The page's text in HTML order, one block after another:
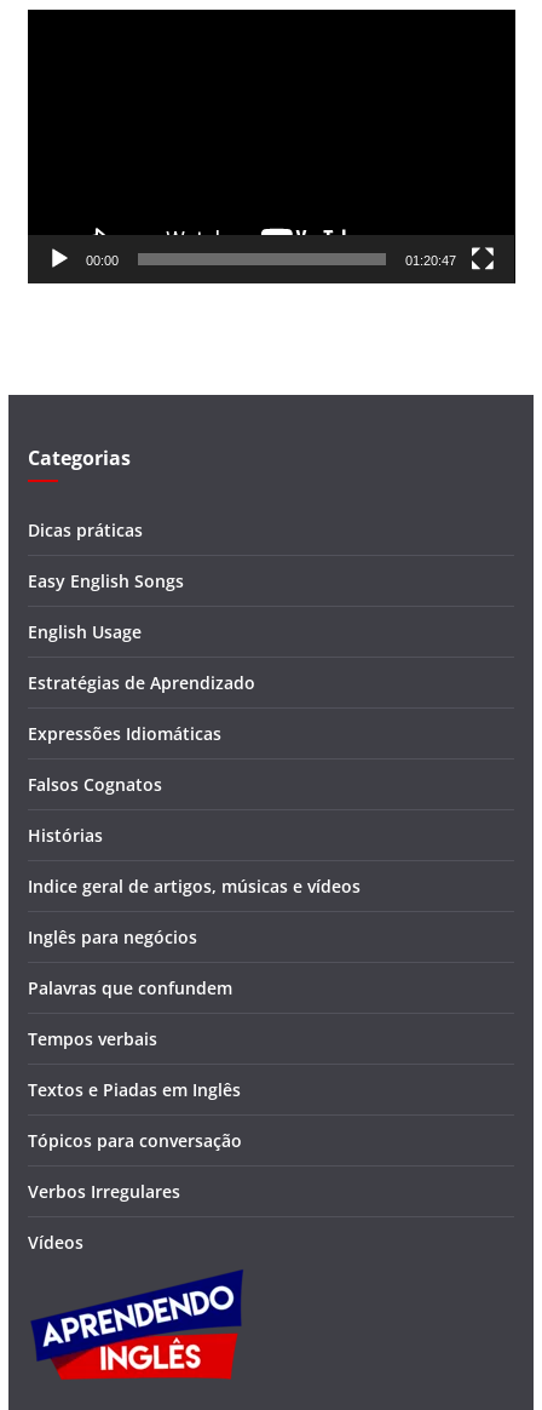
d
00:00 01:20:47
Categorias
Dicas práticas
Easy English Songs
English Usage
Estratégias de Aprendizado
Expressões Idiomáticas
Falsos Cognatos
Histórias
Indice geral de artigos, músicas e vídeos
Inglês para negócios
Palavras que confundem
Tempos verbais
Textos e Piadas em Inglês
Tópicos para conversação
Verbos Irregulares
Vídeos